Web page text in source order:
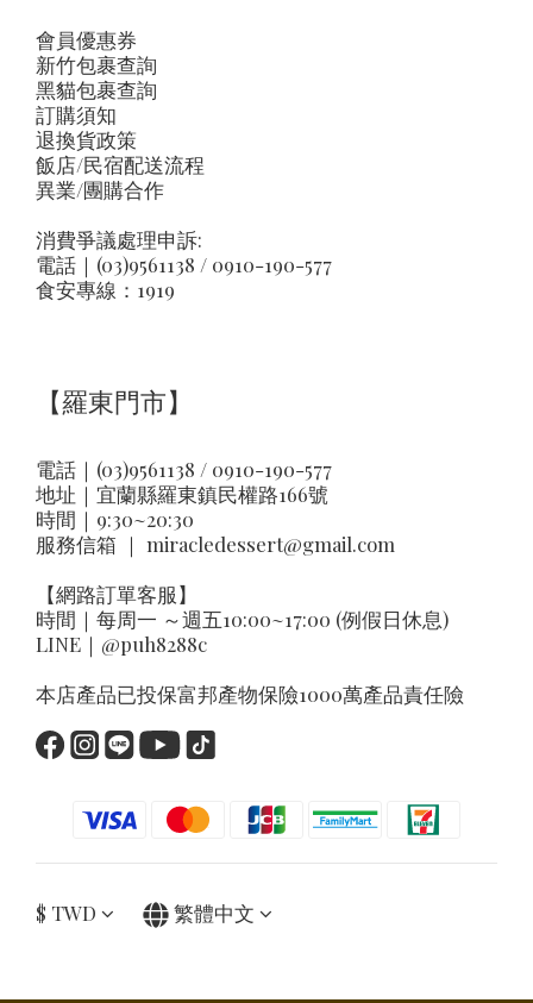
會員優惠券
新竹包裹查詢
黑貓包裹查詢
訂購須知
退換貨政策
飯店/民宿配送流程
異業/團購合作
消費爭議處理申訴:
電話｜(03)9561138 / 0910-190-577
食安專線：1919
【羅東門市】
電話｜(03)9561138 / 0910-190-577
地址｜ 宜蘭縣羅東鎮民權路166號
時間｜9:30~20:30
服務信箱 ｜ miracledessert@gmail.com
【網路訂單客服】
時間｜每周一 ～週五10:00~17:00 (例假日休息)
LINE｜ @puh8288c
本店產品已投保富邦產物保險1000萬產品責任險
$ TWD 繁體中文